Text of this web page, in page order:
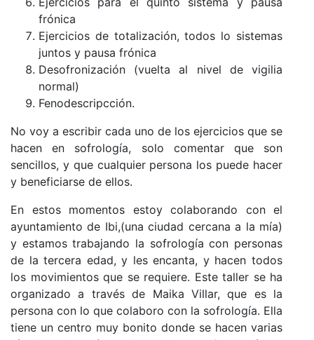
frónica
Ejercicios de totalización, todos lo sistemas
juntos y pausa frónica
Desofronización (vuelta al nivel de vigilia
normal)
Fenodescripcción.
No voy a escribir cada uno de los ejercicios que se
hacen en sofrología, solo comentar que son
sencillos, y que cualquier persona los puede hacer
y beneficiarse de ellos.
En estos momentos estoy colaborando con el
ayuntamiento de Ibi,(una ciudad cercana a la mía)
y estamos trabajando la sofrología con personas
de la tercera edad, y les encanta, y hacen todos
los movimientos que se requiere. Este taller se ha
organizado a través de Maika Villar, que es la
persona con lo que colaboro con la sofrología. Ella
tiene un centro muy bonito donde se hacen varias